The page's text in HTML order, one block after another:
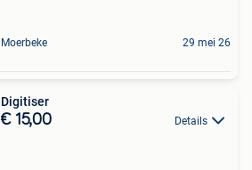
Moerbeke 29 mei 26
Digitiser
€ 15,00 Details